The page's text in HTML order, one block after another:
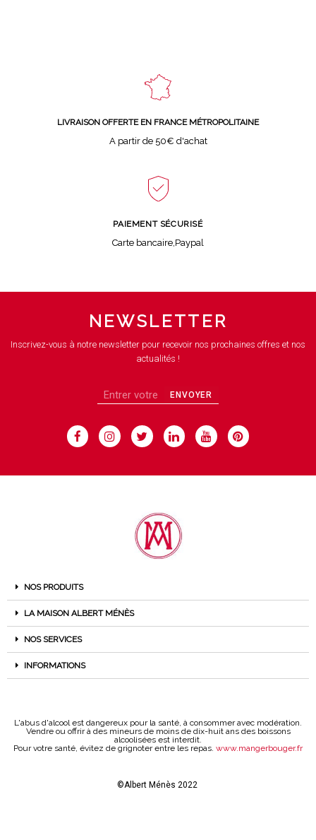
LIVRAISON OFFERTE EN FRANCE MÉTROPOLITAINE
A partir de 50€ d'achat
PAIEMENT SÉCURISÉ
Carte bancaire,Paypal
NEWSLETTER
Inscrivez-vous à notre newsletter pour recevoir nos prochaines offres et nos
actualités !
ENVOYER
NOS PRODUITS
LA MAISON ALBERT MÉNÈS
NOS SERVICES
INFORMATIONS
L'abus d'alcool est dangereux pour la santé, à consommer avec modération.
Vendre ou offrir à des mineurs de moins de dix-huit ans des boissons
alcoolisées est interdit.
Pour votre santé, évitez de grignoter entre les repas. www.mangerbouger.fr
©Albert Ménès 2022